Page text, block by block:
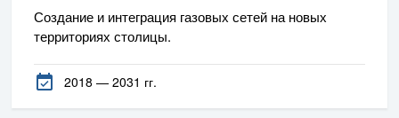
Создание и интеграция газовых сетей на новых
территориях столицы.
2018 — 2031 гг.